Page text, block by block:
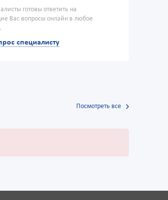
готовы ответить на
Вас вопросы онлайн в любое
специалисту
Посмотреть все